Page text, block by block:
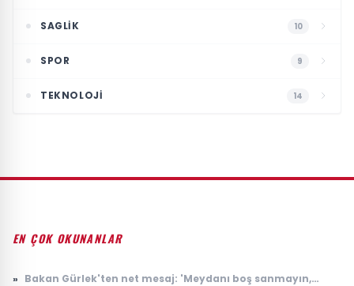
SAGLIK 10
SPOR 9
TEKNOLOJI 14
EN ÇOK OKUNANLAR
» Bakan Gürlek'ten net mesaj: 'Meydanı boş sanmayın,